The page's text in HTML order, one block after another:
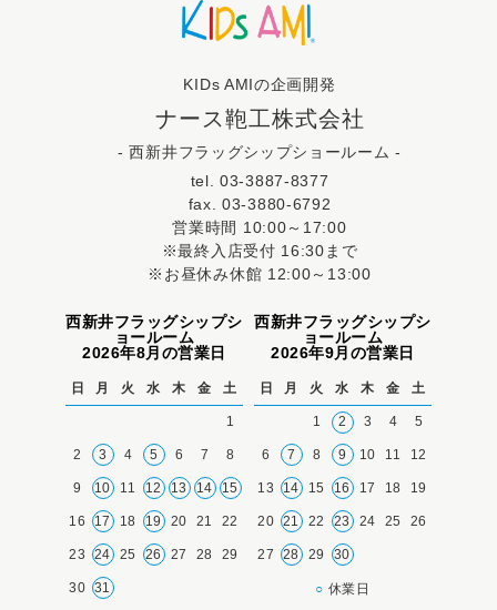
KIDs AMIの企画開発
ナース鞄工株式会社
- 西新井フラッグシップショールーム -
tel. 03-3887-8377
fax. 03-3880-6792
営業時間 10:00～17:00
※最終入店受付 16:30まで
※お昼休み休館 12:00～13:00
西新井フラッグシップシ
ョールーム
2026年8月の営業日
日 月 火 水 木 金 土
1
2 3 4 5 6 7 8
9 10 11 12 13 14 15
16 17 18 19 20 21 22
23 24 25 26 27 28 29
30 31
西新井フラッグシップシ
ョールーム
2026年9月の営業日
日 月 火 水 木 金 土
1 2 3 4 5
6 7 8 9 10 11 12
13 14 15 16 17 18 19
20 21 22 23 24 25 26
27 28 29 30
○ 休業日